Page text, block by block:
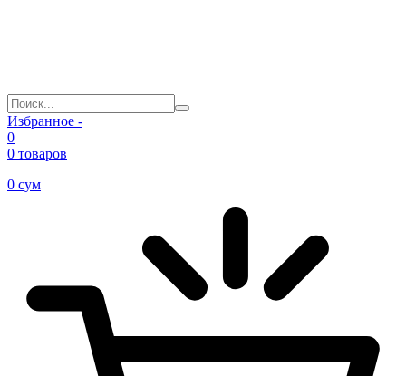
Избранное -
0
0 товаров
0 сум